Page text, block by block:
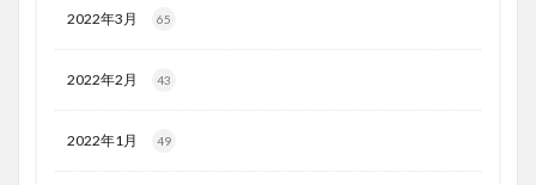
2022年3月 65
2022年2月 43
2022年1月 49